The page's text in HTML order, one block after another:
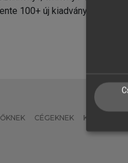
100+ új kiadvány.
CÉGEKNEK